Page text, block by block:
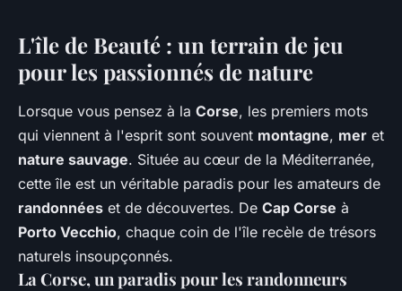
L'île de Beauté : un terrain de jeu
pour les passionnés de nature
Lorsque vous pensez à la Corse, les premiers mots
qui viennent à l'esprit sont souvent montagne, mer et
nature sauvage. Située au cœur de la Méditerranée,
cette île est un véritable paradis pour les amateurs de
randonnées et de découvertes. De Cap Corse à
Porto Vecchio, chaque coin de l'île recèle de trésors
naturels insoupçonnés.
La Corse, un paradis pour les randonneurs